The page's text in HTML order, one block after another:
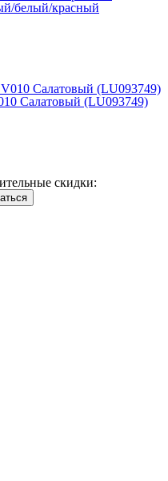
белый/красный
Салатовый (LU093749)
скидки: